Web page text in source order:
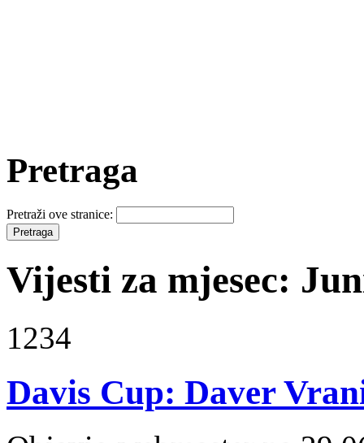
Pretraga
Pretraži ove stranice:
Vijesti za mjesec:
1234
Davis Cup: Daver